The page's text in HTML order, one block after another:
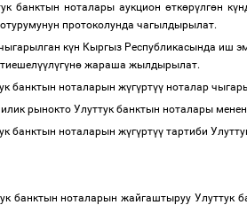
банктын ноталары аукционөткөрүлгөн кү
отурумунун протоколунда чагылдырылат.
күн Кыргыз Республикасында иш
тиешелүүлүгүнө жараша жылдырылат.
банктын ноталарын жүгүртүү ноталар
рынокто Улуттук банктын ноталары
банктын ноталарын жүгүртүү тартиби
банктын ноталарын жайгаштыруу Улуттук